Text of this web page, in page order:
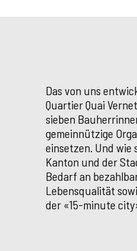
Das von uns
Quartier Quai
sieben
gemeinnützige
einsetzen. Und wie
Kanton und der
Bedarf an
Lebensqualität
der «15-minute